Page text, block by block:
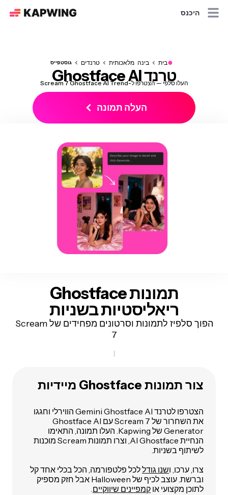
היכנס
●בית בינה מלאכותית טרנדים גוסטפייס
טרנד Ghostface AI
העלו סלפי — הצטרפו ל-Scream 7 Ghostface AI Trend
העלה תמונה
תמונותGhostface
ריאליסטיות בשניות
הפוך סלפיז לתמונות וסרטונים מפחידים של Scream
7
צור תמונות Ghostface מיידיות
הצטרפו לטרנד Gemini Ghostface AI הווירלי וחגגו
את השחרור של Scream 7 עם Ghostface AI
Generator של Kapwing. העלו תמונה, התאימו
הנחיית AI Ghostface, וצרו תמונות Scream מוכנות
לשיתוף בשניות.
צרו, ערכו, ושנו גודללכל פלטפורמה, הכל בכלי אחד קל
וברשת. עוצב לכיף של Halloween אבל חזק מספיק
לתוכן מקצועי או קמפיינים שיווקיים.